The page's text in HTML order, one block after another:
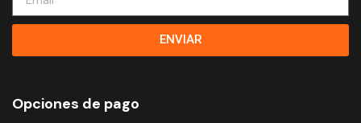
ENVIAR
Opciones de pago